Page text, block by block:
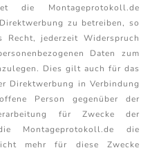
die Montageprotokoll.de
zu betreiben, so
jederzeit Widerspruch
Daten zum
Dies gilt auch für das
Direktwerbung in Verbindung
Person gegenüber der
für Zwecke der
Montageprotokoll.de die
mehr für diese Zwecke